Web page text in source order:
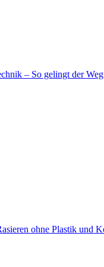
– So gelingt der
ohne Plastik und